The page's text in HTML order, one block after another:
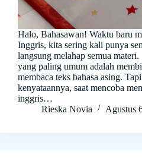
Halo, Bahasawan! Waktu baru
Inggris, kita sering kali punya
langsung melahap semua materi.
yang paling umum adalah
membaca teks bahasa asing.
kenyataannya, saat mencoba
inggris…
Rieska Novia
Agustus